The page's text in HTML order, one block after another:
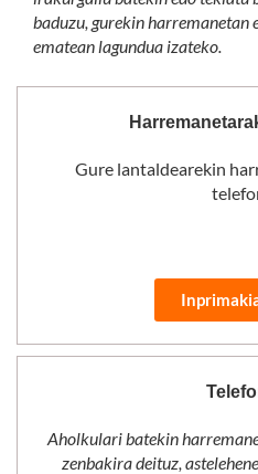
baduzu, gurekin harremanetan
ematean lagundua izateko.
Gure lantaldearekin
Aholkulari batekin
zenbakira deituz,